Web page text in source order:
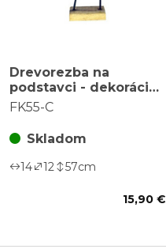
Drevorezba na
podstavci - dekorácia
na postavenie
FK55-C
Skladom
14 12 57cm
15,90 €